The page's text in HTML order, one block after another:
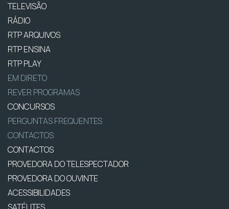
TELEVISÃO
RÁDIO
RTP ARQUIVOS
RTP ENSINA
RTP PLAY
EM DIRETO
REVER PROGRAMAS
CONCURSOS
PERGUNTAS FREQUENTES
CONTACTOS
CONTACTOS
PROVEDORA DO TELESPECTADOR
PROVEDORA DO OUVINTE
ACESSIBILIDADES